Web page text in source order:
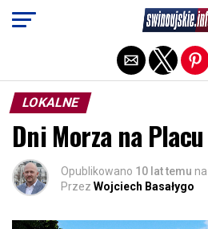
LOKALNE
Dni Morza na
Opublikowano 10 lat temu na
Przez Wojciech Basałygo
Exit mobile